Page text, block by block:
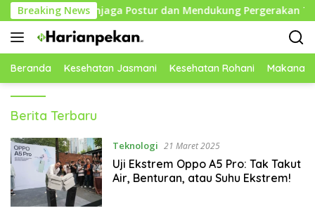
Langsung
ke
konten
Breaking News
Menjaga Postur dan Mendukung Pergerakan Tubuh
Beranda Kesehatan Jasmani Kesehatan Rohani Makanan
Harianpekan
Berita Terbaru
Teknologi 21 Maret 2025
Uji Ekstrem Oppo A5 Pro: Tak Takut
Air, Benturan, atau Suhu Ekstrem!